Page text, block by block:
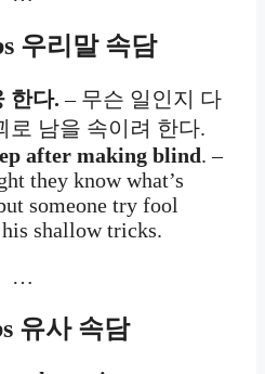
우리말 속담
한다. – 무슨 일인지 다
로 남을 속이려 한다.
after making blind. –
they know what’s
someone try fool
shallow tricks.
…
유사 속담